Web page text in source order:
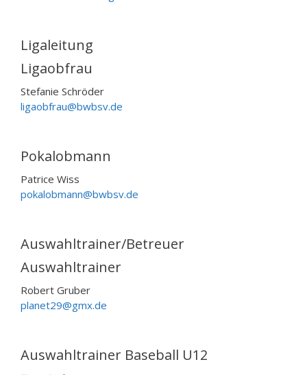
Ligaleitung
Ligaobfrau
Stefanie Schröder
ligaobfrau@bwbsv.de
Pokalobmann
Patrice Wiss
pokalobmann@bwbsv.de
Auswahltrainer/Betreuer
Auswahltrainer
Robert Gruber
planet29@gmx.de
Auswahltrainer Baseball U12